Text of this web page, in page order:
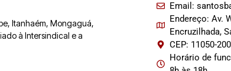
Itanhaém, Mongaguá,
à Intersindical e a
Email:
Endereço: Av.
Encruzilhada,
CEP: 11050-200
Horário de